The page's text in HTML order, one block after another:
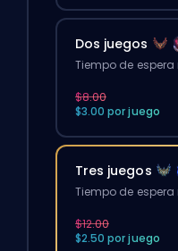
Dos juegos
Tiempo de
$8.00
$3.00 por juego
Tres juegos
Tiempo de
$12.00
$2.50 por juego